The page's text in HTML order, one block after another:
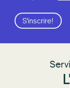
S'inscrire!